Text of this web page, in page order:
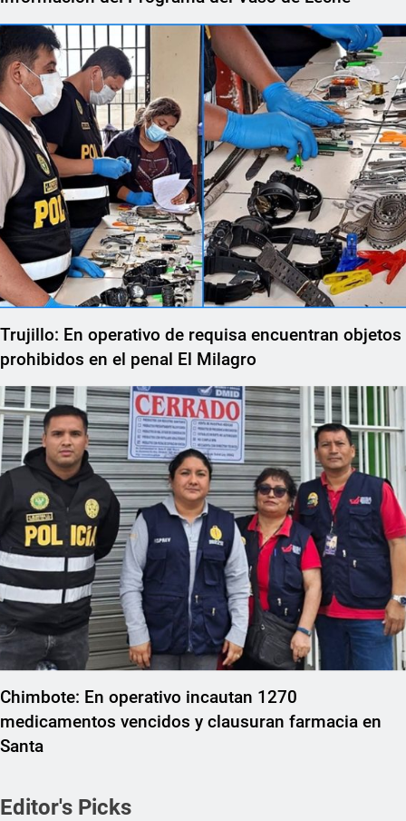
Trujillo: En operativo de requisa encuentran objetos
prohibidos en el penal El Milagro
Chimbote: En operativo incautan 1270
medicamentos vencidos y clausuran farmacia en
Santa
Editor's Picks